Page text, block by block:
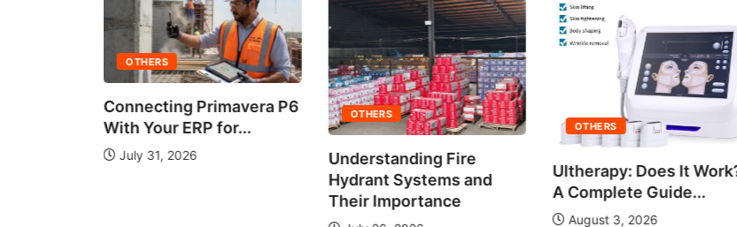
OTHERS
Connecting Primavera P6
With Your ERP for...
July 31, 2026
OTHERS
Understanding Fire
Hydrant Systems and
Their Importance
OTHERS
Ultherapy: Does It
A Complete Guide...
August 3, 2026